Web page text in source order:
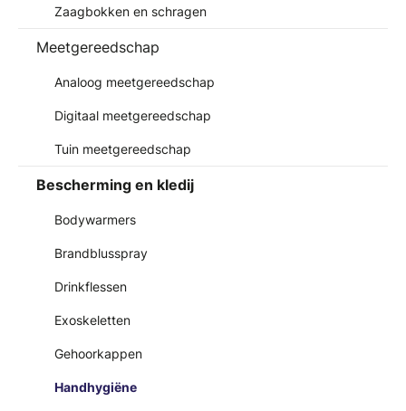
Zaagbokken en schragen
Meetgereedschap
Analoog meetgereedschap
Digitaal meetgereedschap
Tuin meetgereedschap
Bescherming en kledij
Bodywarmers
Brandblusspray
Drinkflessen
Exoskeletten
Gehoorkappen
Handhygiëne